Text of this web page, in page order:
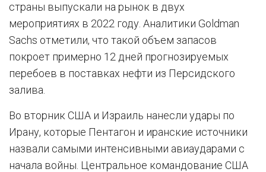
страны выпускали на рынок в двух
мероприятиях в 2022 году. Аналитики Goldman
Sachs отметили, что такой объем запасов
покроет примерно 12 дней прогнозируемых
перебоев в поставках нефти из Персидского
залива.
Во вторник США и Израиль нанесли удары по
Ирану, которые Пентагон и иранские источники
назвали самыми интенсивными авиаударами с
начала войны. Центральное командование США